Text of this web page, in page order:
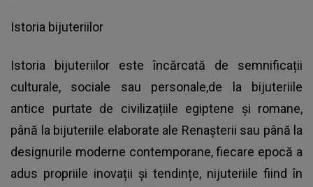
Istoria bijuteriilor
Istoria bijuteriilor este încărcată de semnificații
culturale, sociale sau personale,de la bijuteriile
antice purtate de civilizațiile egiptene și romane,
până la bijuteriile elaborate ale Renașterii sau până la
designurile moderne contemporane, fiecare epocă a
adus propriile inovații și tendințe, nijuteriile fiind în